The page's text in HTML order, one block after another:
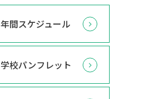
年間スケジュール
学校パンフレット